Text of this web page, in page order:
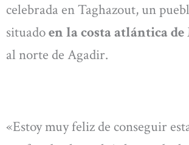
celebrada en Taghazout, un
situadoen la costa atlántica de
al norte de Agadir.
«Estoy muy feliz de conseguir